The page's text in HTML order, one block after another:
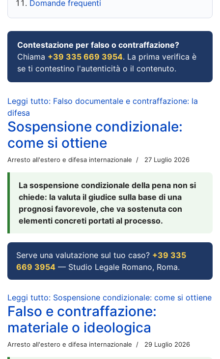
Domande frequenti
Contestazione per falso o contraffazione?
Chiama +39 335 669 3954. La prima verifica è
se ti contestino l'autenticità o il contenuto.
Leggi tutto: Falso documentale e contraffazione: la
difesa
Sospensione condizionale:
come si ottiene
Arresto all'estero e difesa internazionale 27 Luglio 2026
La sospensione condizionale della pena non si
chiede: la valuta il giudice sulla base di una
prognosi favorevole, che va sostenuta con
elementi concreti portati al processo.
Serve una valutazione sul tuo caso? +39 335
669 3954 — Studio Legale Romano, Roma.
Leggi tutto: Sospensione condizionale: come si ottiene
Falso e contraffazione:
materiale o ideologica
Arresto all'estero e difesa internazionale 29 Luglio 2026